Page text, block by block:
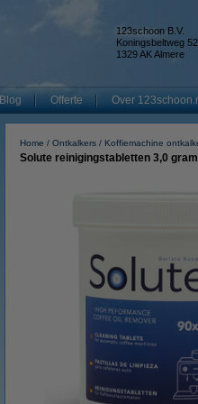
123schoon B.V.
Koningsbeltweg 52
1329 AK Almere
Blog Offerte Over
Home Ontkalkers Koffiemachine
Solute reinigingstabletten 3,0